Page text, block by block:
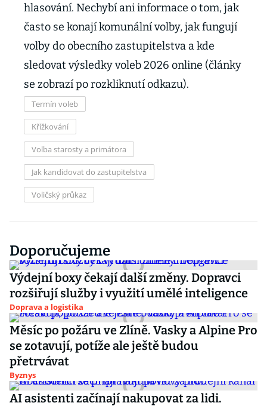
hlasování. Nechybí ani informace o tom, jak
často se konají komunální volby, jak fungují
volby do obecního zastupitelstva a kde
sledovat výsledky voleb 2026 online (články
se zobrazí po rozkliknutí odkazu).
Termín voleb
Křížkování
Volba starosty a primátora
Jak kandidovat do zastupitelstva
Voličský průkaz
Doporučujeme
Výdejní boxy čekají další změny. Dopravci
rozšiřují služby i využití umělé inteligence
Doprava a logistika
Měsíc po požáru ve Zlíně. Vasky a Alpine Pro
se zotavují, potíže ale ještě budou
přetrvávat
Byznys
AI asistenti začínají nakupovat za lidi.